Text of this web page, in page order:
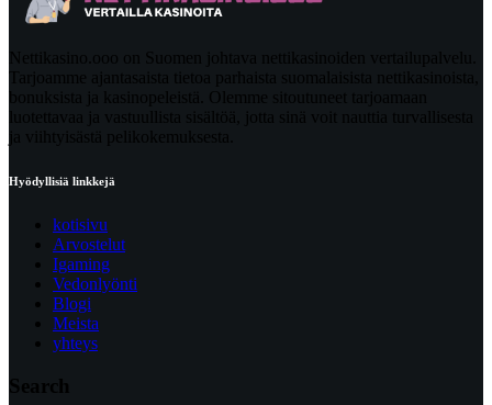
Nettikasino.ooo on Suomen johtava nettikasinoiden vertailupalvelu.
Tarjoamme ajantasaista tietoa parhaista suomalaisista nettikasinoista,
bonuksista ja kasinopeleistä. Olemme sitoutuneet tarjoamaan
luotettavaa ja vastuullista sisältöä, jotta sinä voit nauttia turvallisesta
ja viihtyisästä pelikokemuksesta.
Hyödyllisiä linkkejä
kotisivu
Arvostelut
Igaming
Vedonlyönti
Blogi
Meista
yhteys
Search